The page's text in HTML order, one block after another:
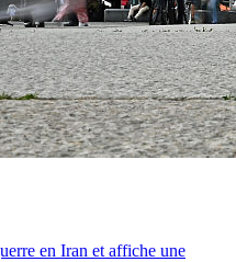
en Iran et affiche une